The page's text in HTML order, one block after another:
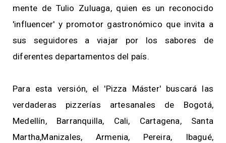
mente de Tulio Zuluaga, quien es un reconocido
'influencer' y promotor gastronómico que invita a
sus seguidores a viajar por los sabores de
diferentes departamentos del país.
Para esta versión, el 'Pizza Máster' buscará las
verdaderas pizzerías artesanales de Bogotá,
Medellín, Barranquilla, Cali, Cartagena, Santa
Martha,Manizales, Armenia, Pereira, Ibagué,